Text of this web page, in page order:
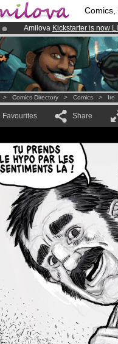
Comics,
Amilova Kickstarter is now
Premium membership from
Already 100000members
> Comics Directory > Comics > Ire
Favourites Share